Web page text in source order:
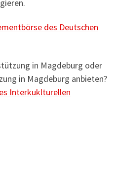
des Deutschen
in Magdeburg oder
in Magdeburg anbieten?
Interkuklturellen